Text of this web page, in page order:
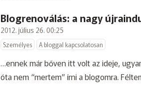
Blogrenoválás: a nagy
2012. július 26. 00:25
Személyes A bloggal kapcsolatosan
…ennek már bőven itt volt az ideje,
óta nem “mertem” írni a blogomra.